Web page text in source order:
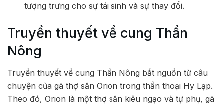
tượng trưng cho sự tái sinh và sự thay đổi.
Truyền thuyết về cung Thần
Nông
Truyền thuyết về cung Thần Nông bắt nguồn từ câu
chuyện của gã thợ săn Orion trong thần thoại Hy Lạp.
Theo đó, Orion là một thợ săn kiêu ngạo và tự phụ, gã